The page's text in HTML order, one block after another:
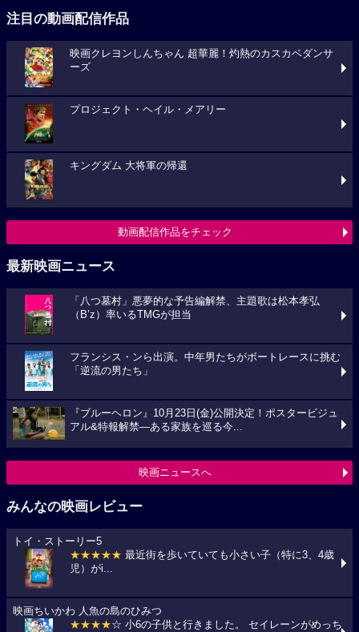
注目の動画配信作品
映画クレヨンしんちゃん 超華麗！灼熱のカスカベダンサ
ーズ
プロジェクト・ヘイル・メアリー
キングダム 大将軍の帰還
動画配信作品をチェック
最新映画ニュース
「八つ墓村」悪夢的な予告編解禁、主題歌は松本孝弘
（B’z）率いるTMGが担当
フランシス・ンら出演。中年男たちがボートレースに挑む
「逆流の男たち」
『ブルーヘロン』10月23日(金)公開決定！ポスタービジュ
アル&特報解禁―ある家族を巡る今...
映画ニュースへ
みんなの映画レビュー
トイ・ストーリー5
★★★★★ 最近街を歩いていても小さい子（特に3、4歳
児）がi...
映画ちいかわ 人魚の島のひみつ
★★★★☆ 小6の子供と行きました。 セイレーンがめっち